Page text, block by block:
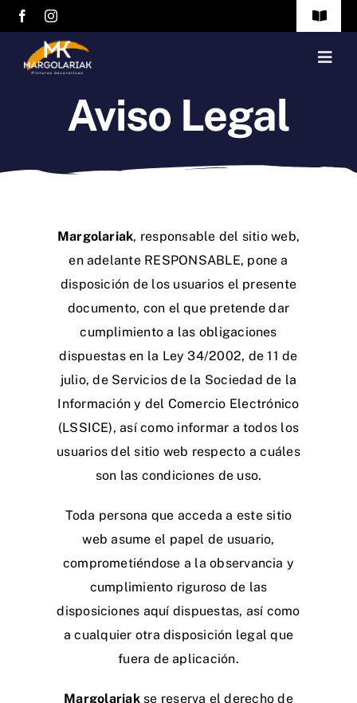
Saltar
al
contenido
Toggle
Política de Privacidad
Contacto
Aviso Legal
Margolariak, responsable del sitio web,
en adelante RESPONSABLE, pone a
disposición de los usuarios el presente
documento, con el que pretende dar
cumplimiento a las obligaciones
dispuestas en la Ley 34/2002, de 11 de
julio, de Servicios de la Sociedad de la
Información y del Comercio Electrónico
(LSSICE), así como informar a todos los
usuarios del sitio web respecto a cuáles
son las condiciones de uso.
Toda persona que acceda a este sitio
web asume el papel de usuario,
comprometiéndose a la observancia y
cumplimiento riguroso de las
disposiciones aquí dispuestas, así como
a cualquier otra disposición legal que
fuera de aplicación.
Margolariak se reserva el derecho de